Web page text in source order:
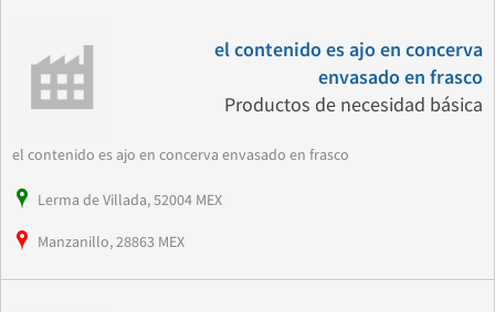
el contenido es ajo en concerva
envasado en frasco
Productos de necesidad básica
el contenido es ajo en concerva envasado en frasco
Lerma de Villada, 52004 MEX
Manzanillo, 28863 MEX